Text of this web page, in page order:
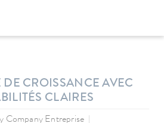
DE CROISSANCE AVEC
CLAIRES
Company Entreprise